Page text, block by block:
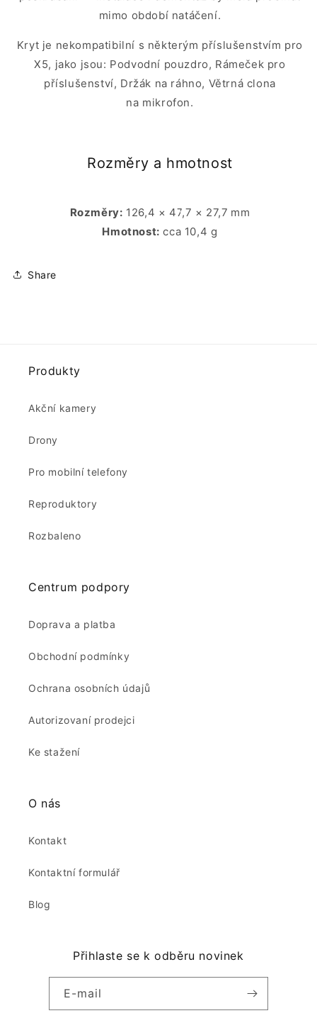
mimo období natáčení.
Kryt je nekompatibilní s některým příslušenstvím pro
X5, jako jsou: Podvodní pouzdro, Rámeček pro
příslušenství, Držák na ráhno, Větrná clona
na mikrofon.
Rozměry a hmotnost
Rozměry: 126,4 × 47,7 × 27,7 mm
Hmotnost: cca 10,4 g
Share
Produkty
Akční kamery
Drony
Pro mobilní telefony
Reproduktory
Rozbaleno
Centrum podpory
Doprava a platba
Obchodní podmínky
Ochrana osobních údajů
Autorizovaní prodejci
Ke stažení
O nás
Kontakt
Kontaktní formulář
Blog
Přihlaste se k odběru novinek
E-mail